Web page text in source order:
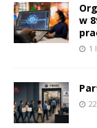
w
1